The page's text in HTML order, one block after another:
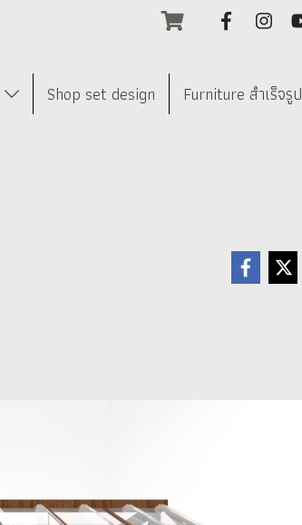
Shop set design Furniture สำเร็จรูป